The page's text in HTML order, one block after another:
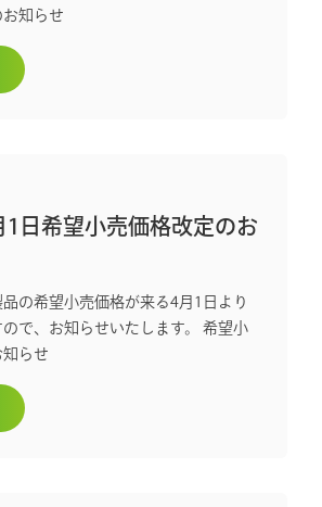
知らせ
1日希望小売価格改定のお
の希望小売価格が来る4月1日より
で、お知らせいたします。 希望小
らせ